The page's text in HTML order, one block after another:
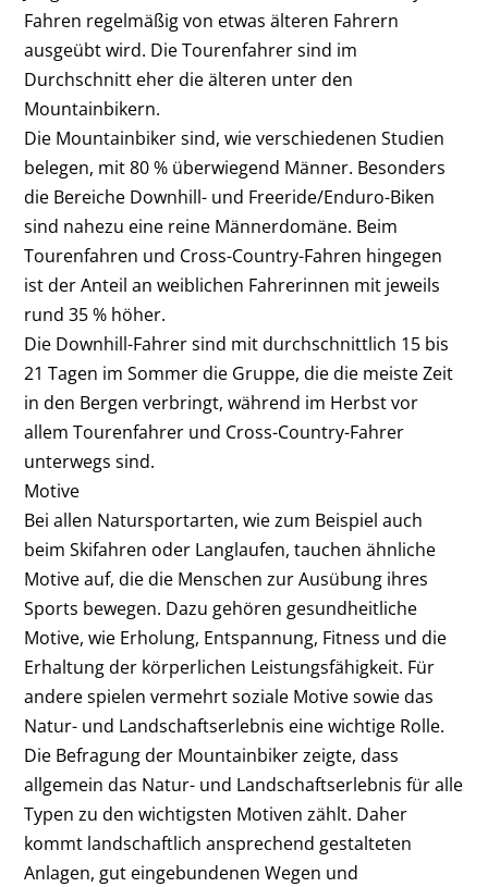
Fahren regelmäßig von etwas älteren Fahrern
ausgeübt wird. Die Tourenfahrer sind im
Durchschnitt eher die älteren unter den
Mountainbikern.
Die Mountainbiker sind, wie verschiedenen Studien
belegen, mit 80 % überwiegend Männer. Besonders
die Bereiche Downhill- und Freeride/Enduro-Biken
sind nahezu eine reine Männerdomäne. Beim
Tourenfahren und Cross-Country-Fahren hingegen
ist der Anteil an weiblichen Fahrerinnen mit jeweils
rund 35 % höher.
Die Downhill-Fahrer sind mit durchschnittlich 15 bis
21 Tagen im Sommer die Gruppe, die die meiste Zeit
in den Bergen verbringt, während im Herbst vor
allem Tourenfahrer und Cross-Country-Fahrer
unterwegs sind.
Motive
Bei allen Natursportarten, wie zum Beispiel auch
beim Skifahren oder Langlaufen, tauchen ähnliche
Motive auf, die die Menschen zur Ausübung ihres
Sports bewegen. Dazu gehören gesundheitliche
Motive, wie Erholung, Entspannung, Fitness und die
Erhaltung der körperlichen Leistungsfähigkeit. Für
andere spielen vermehrt soziale Motive sowie das
Natur- und Landschaftserlebnis eine wichtige Rolle.
Die Befragung der Mountainbiker zeigte, dass
allgemein das Natur- und Landschaftserlebnis für alle
Typen zu den wichtigsten Motiven zählt. Daher
kommt landschaftlich ansprechend gestalteten
Anlagen, gut eingebundenen Wegen und